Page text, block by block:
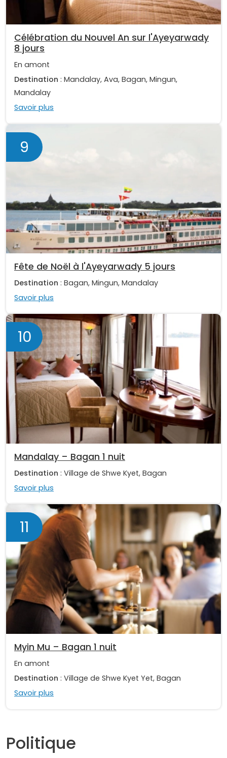
Célébration du Nouvel An sur l'Ayeyarwady
8 jours
En amont
Destination : Mandalay, Ava, Bagan, Mingun,
Mandalay
Savoir plus
9
Fête de Noël à l'Ayeyarwady 5 jours
Destination : Bagan, Mingun, Mandalay
Savoir plus
10
Mandalay – Bagan 1 nuit
Destination : Village de Shwe Kyet, Bagan
Savoir plus
11
Myin Mu – Bagan 1 nuit
En amont
Destination : Village de Shwe Kyet Yet, Bagan
Savoir plus
Politique